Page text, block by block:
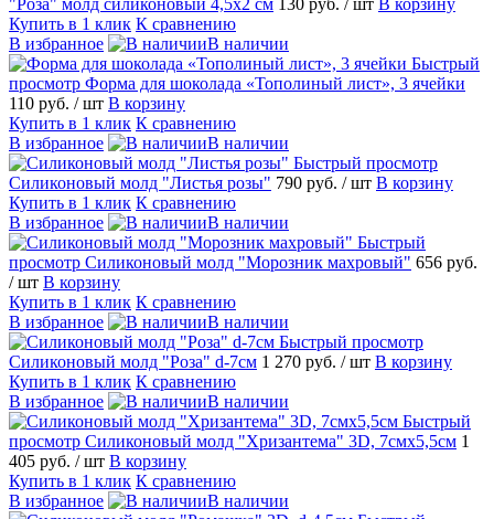
Купить в 1 клик К сравнению
В избранное
В наличии
Быстрый
просмотр Форма для шоколада «Тополиный лист», 3 ячейки
110 руб. / шт В корзину
Купить в 1 клик К сравнению
В избранное
В наличии
Быстрый просмотр
Силиконовый молд "Листья розы" 790 руб. / шт В корзину
Купить в 1 клик К сравнению
В избранное
В наличии
Быстрый
просмотр Силиконовый молд "Морозник махровый" 656 руб.
/ шт В корзину
Купить в 1 клик К сравнению
В избранное
В наличии
Быстрый просмотр
Силиконовый молд "Роза" d-7см 1 270 руб. / шт В корзину
Купить в 1 клик К сравнению
В избранное
В наличии
Быстрый
просмотр Силиконовый молд "Хризантема" 3D, 7смх5,5см 1
405 руб. / шт В корзину
Купить в 1 клик К сравнению
В избранное
В наличии